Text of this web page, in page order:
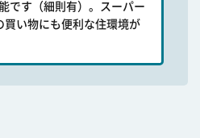
です（細則有）。スーパー
買い物にも便利な住環境が